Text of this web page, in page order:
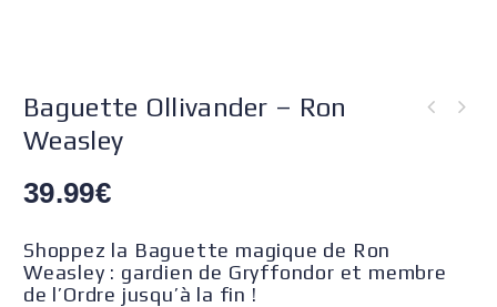
Baguette Ollivander – Ron
Weasley
39.99€
Shoppez la Baguette magique de Ron
Weasley : gardien de Gryffondor et membre
de l’Ordre jusqu’à la fin !